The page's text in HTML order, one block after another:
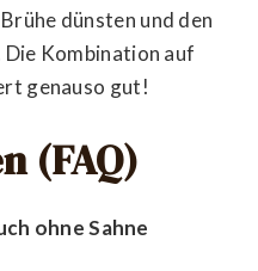
dünsten und den
Kombination auf
genauso gut!
(FAQ)
ohne Sahne